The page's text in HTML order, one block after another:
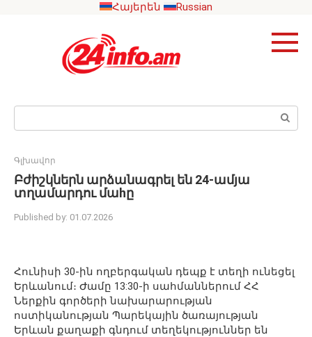
Հայերեն Russian
Search:
Գլխավոր
Բժիշկներն արձանագրել են 24-ամյա
տղամարդու մաhը
Published by: 01.07.2026
Հունիսի 30-ին ողբերգական դեպք է տեղի ունեցել
Երևանում։ Ժամը 13:30-ի սահմաններում ՀՀ
Ներքին գործերի նախարարության
ոստիկանության Պարեկային ծառայության
Երևան քաղաքի գնդում տեղեկություններ են